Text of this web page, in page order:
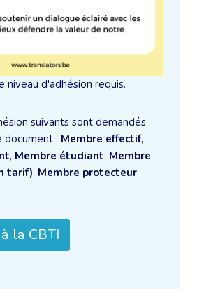
niveau d'adhésion requis.
suivants sont demandés
document : Membre effectif,
, Membre étudiant, Membre
tarif), Membre protecteur
la CBTI